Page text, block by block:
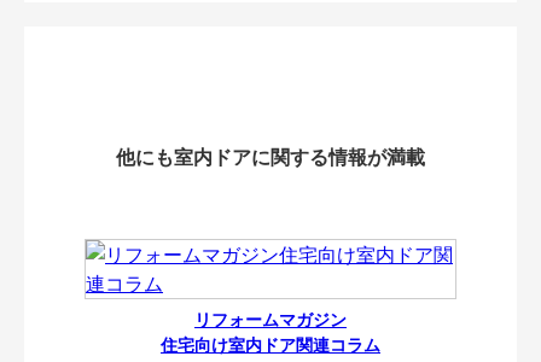
他にも室内ドアに関する情報が満載
リフォームマガジン
住宅向け室内ドア関連コラム